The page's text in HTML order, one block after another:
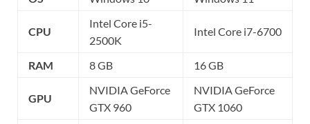
CPU
Intel Core i5-
2500K
Intel Core i7-6700
RAM 8 GB 16 GB
GPU
NVIDIA GeForce
GTX 960
NVIDIA GeForce
GTX 1060